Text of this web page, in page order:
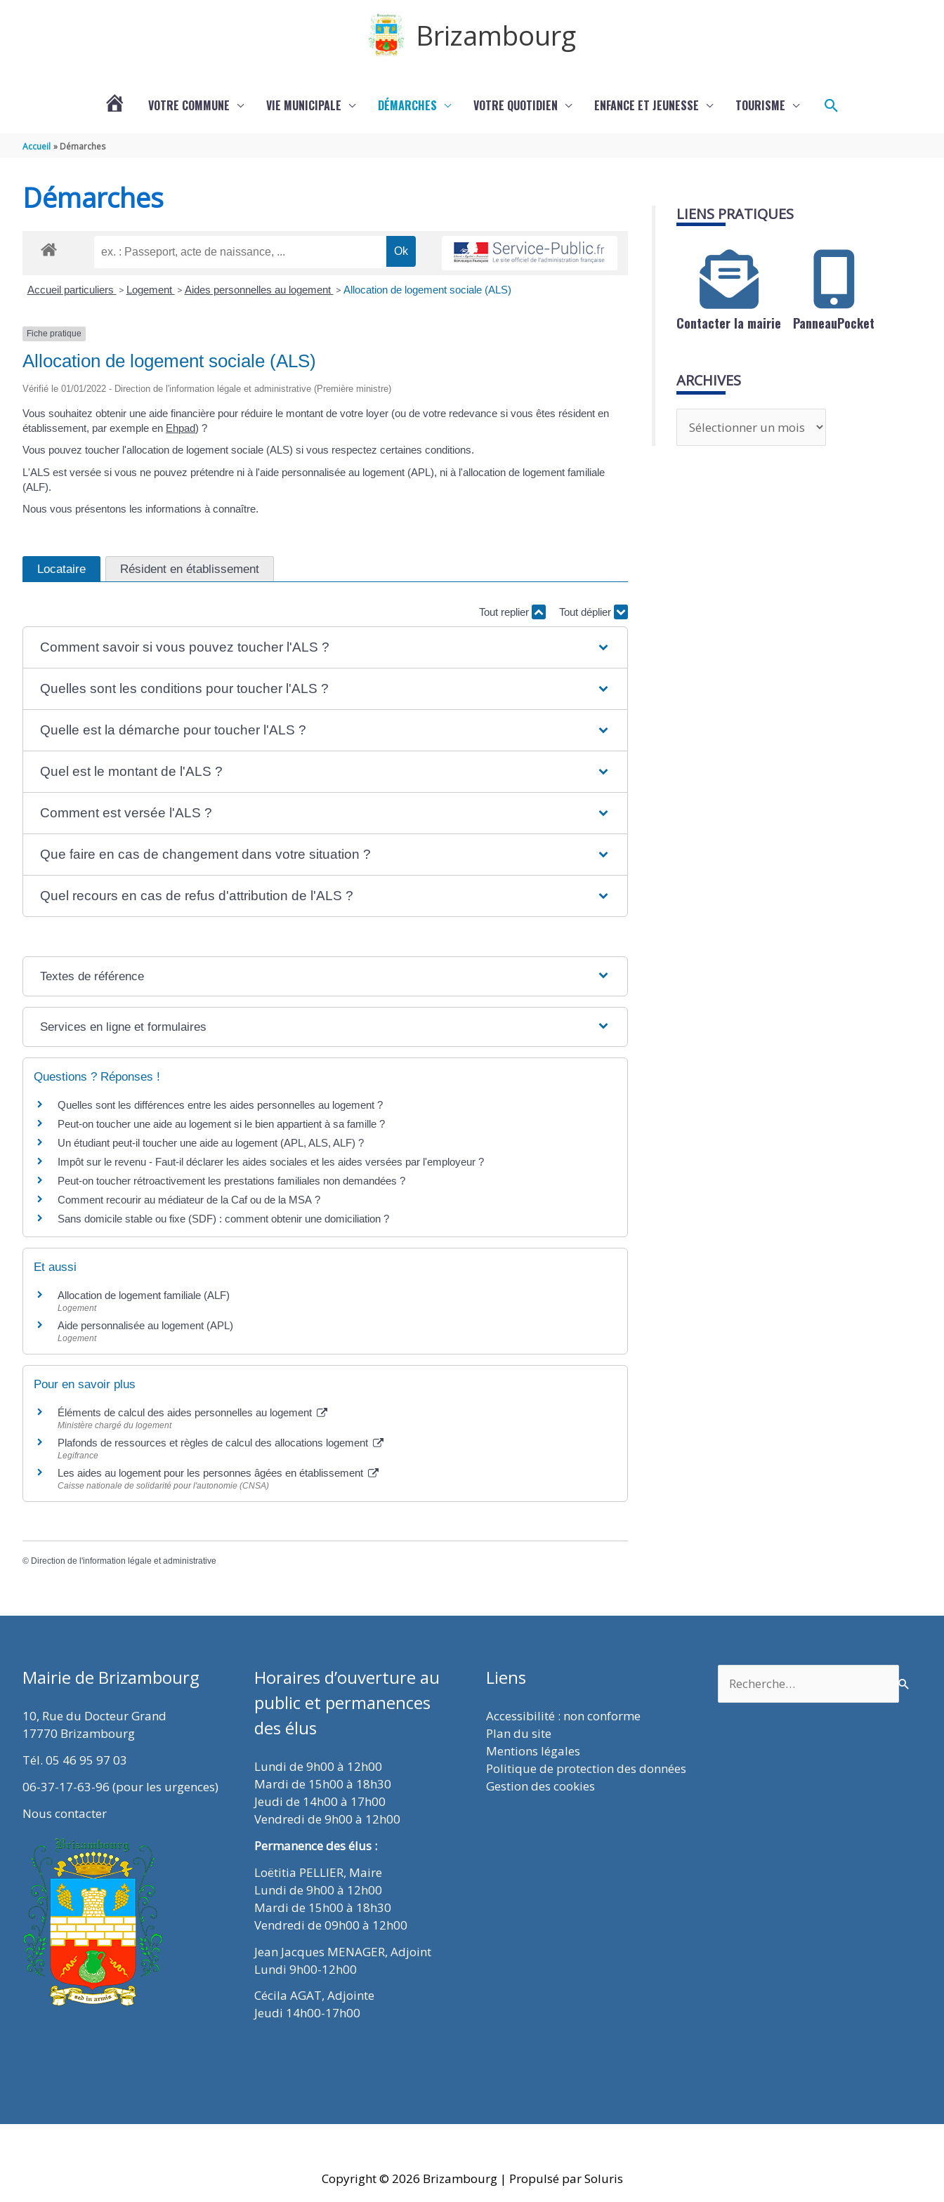
Brizambourg
VOTRE COMMUNE VIE MUNICIPALE DÉMARCHES VOTRE QUOTIDIEN ENFANCE ET JEUNESSE TOURISME Rechercher
Accueil Démarches
Démarches
Accueil particuliers > Logement > Aides personnelles au logement > Allocation de logement sociale (ALS)
Fiche pratique
Allocation de logement sociale (ALS)
Vérifié le 01/01/2022 - Direction de l'information légale et administrative (Première ministre)
Vous souhaitez obtenir une aide financière pour réduire le montant de votre loyer (ou de votre redevance si vous êtes résident en
établissement, par exemple en Ehpad) ?
Vous pouvez toucher l'allocation de logement sociale (ALS) si vous respectez certaines conditions.
L'ALS est versée si vous ne pouvez prétendre ni à l'aide personnalisée au logement (APL), ni à l'allocation de logement familiale
(ALF).
Nous vous présentons les informations à connaître.
Locataire Résident en établissement
Tout replier Tout déplier
Comment savoir si vous pouvez toucher l'ALS ?
Quelles sont les conditions pour toucher l'ALS ?
Quelle est la démarche pour toucher l'ALS ?
Quel est le montant de l'ALS ?
Comment est versée l'ALS ?
Que faire en cas de changement dans votre situation ?
Quel recours en cas de refus d'attribution de l'ALS ?
Textes de référence
Services en ligne et formulaires
Questions ? Réponses !
Quelles sont les différences entre les aides personnelles au logement ?
Peut-on toucher une aide au logement si le bien appartient à sa famille ?
Un étudiant peut-il toucher une aide au logement (APL, ALS, ALF) ?
Impôt sur le revenu - Faut-il déclarer les aides sociales et les aides versées par l'employeur ?
Peut-on toucher rétroactivement les prestations familiales non demandées ?
Comment recourir au médiateur de la Caf ou de la MSA ?
Sans domicile stable ou fixe (SDF) : comment obtenir une domiciliation ?
Et aussi
Allocation de logement familiale (ALF)
Logement
Aide personnalisée au logement (APL)
Logement
Pour en savoir plus
Éléments de calcul des aides personnelles au logement
Ministère chargé du logement
Plafonds de ressources et règles de calcul des allocations logement
Legifrance
Les aides au logement pour les personnes âgées en établissement
Caisse nationale de solidarité pour l'autonomie (CNSA)
© Direction de l'information légale et administrative
LIENS PRATIQUES
Contacter la mairie PanneauPocket
ARCHIVES
r
Mairie de Brizambourg
10, Rue du Docteur Grand
17770 Brizambourg
Tél. 05 46 95 97 03
06-37-17-63-96 (pour les urgences)
Nous contacter
Horaires d’ouverture au
public et permanences
des élus
Lundi de 9h00 à 12h00
Mardi de 15h00 à 18h30
Jeudi de 14h00 à 17h00
Vendredi de 9h00 à 12h00
Permanence des élus :
Loëtitia PELLIER, Maire
Lundi de 9h00 à 12h00
Mardi de 15h00 à 18h30
Vendredi de 09h00 à 12h00
Jean Jacques MENAGER, Adjoint
Lundi 9h00-12h00
Cécila AGAT, Adjointe
Jeudi 14h00-17h00
Liens
Accessibilité : non conforme
Plan du site
Mentions légales
Politique de protection des données
Gestion des cookies
Copyright © 2026 Brizambourg| Propulsé par Soluris